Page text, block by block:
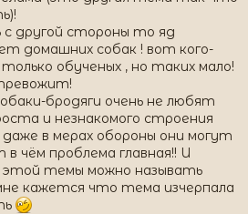
другой стороны то яд
домашних собак ! вот кого-
обученых , но таких мало!
бродяги очень не любят
и незнакомого строения
в мерах обороны они могут
чём проблема главная!! И
этой темы можно называть
кажется что тема изчерпала